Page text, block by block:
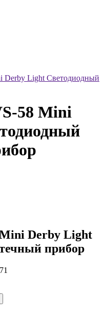
Light Светодиодный
58 Mini
Derby Light
прибор